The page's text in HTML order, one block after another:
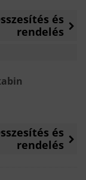
és
rendelés
és
rendelés